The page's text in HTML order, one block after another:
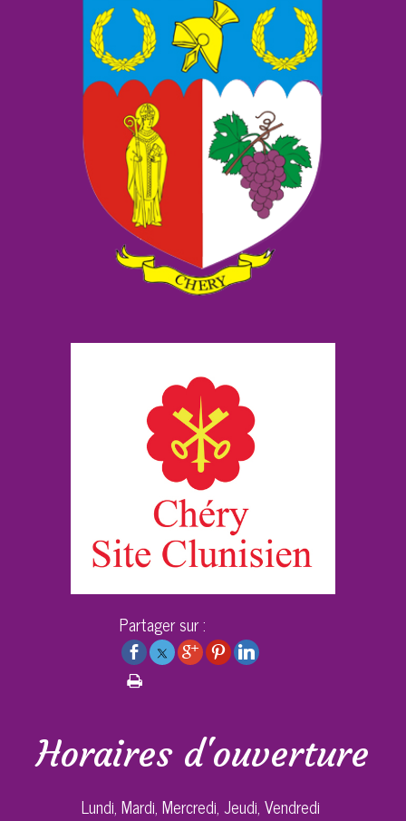
Partager sur :
Horaires d'ouverture
Lundi, Mardi, Mercredi, Jeudi, Vendredi